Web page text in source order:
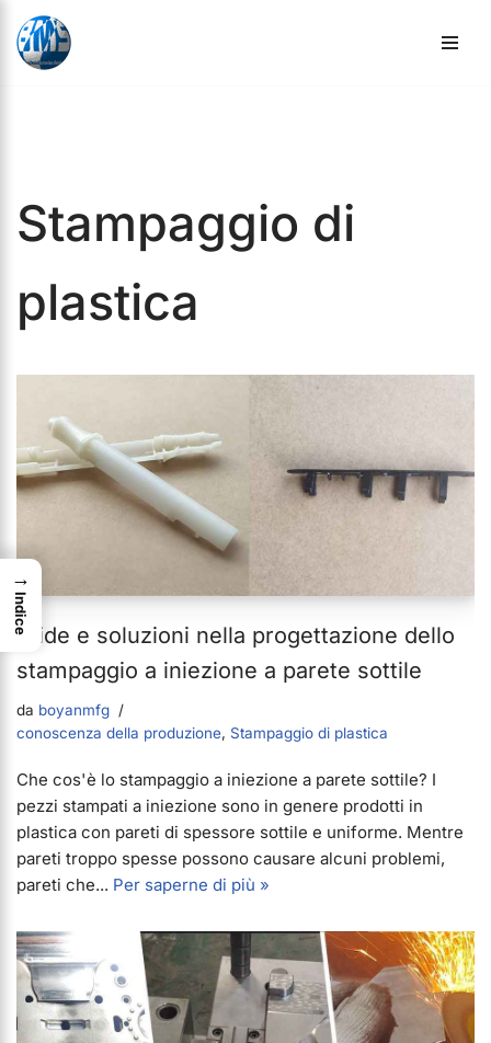
Vai
Stampaggio di
plastica
Sfide e soluzioni nella progettazione dello
stampaggio a iniezione a parete sottile
da boyanmfg
conoscenza della produzione, Stampaggio di plastica
Che cos'è lo stampaggio a iniezione a parete sottile? I
pezzi stampati a iniezione sono in genere prodotti in
plastica con pareti di spessore sottile e uniforme. Mentre
pareti troppo spesse possono causare alcuni problemi,
pareti che... Per saperne di più »
→
Indice